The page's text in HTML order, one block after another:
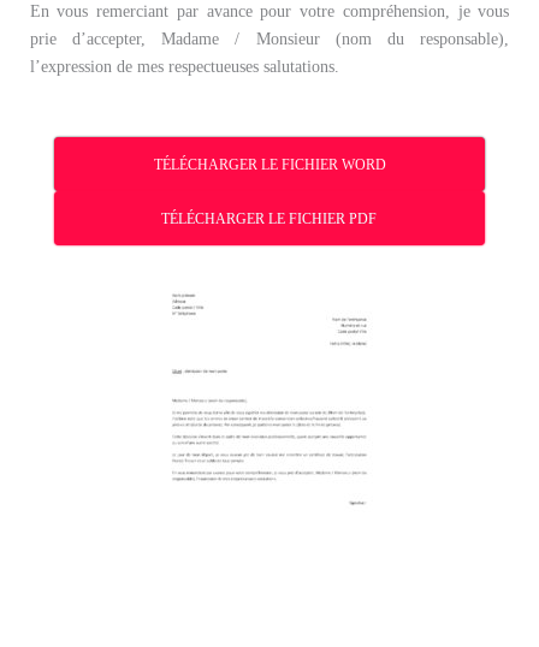
En vous remerciant par avance pour votre compréhension, je vous
prie d’accepter, Madame / Monsieur (nom du responsable),
l’expression de mes respectueuses salutations.
TÉLÉCHARGER LE FICHIER WORD
TÉLÉCHARGER LE FICHIER PDF